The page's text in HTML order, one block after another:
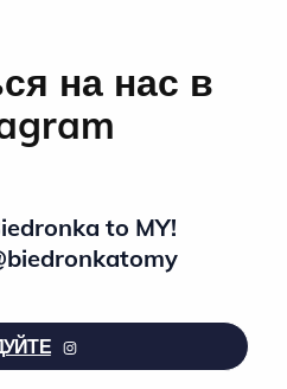
на нас в
to MY!